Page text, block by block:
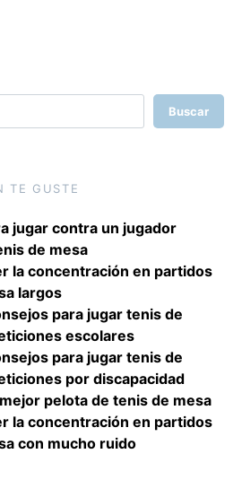
Buscar
TE GUSTE
jugar contra un jugador
de mesa
la concentración en partidos
largos
para jugar tenis de
escolares
para jugar tenis de
por discapacidad
pelota de tenis de mesa
la concentración en partidos
con mucho ruido